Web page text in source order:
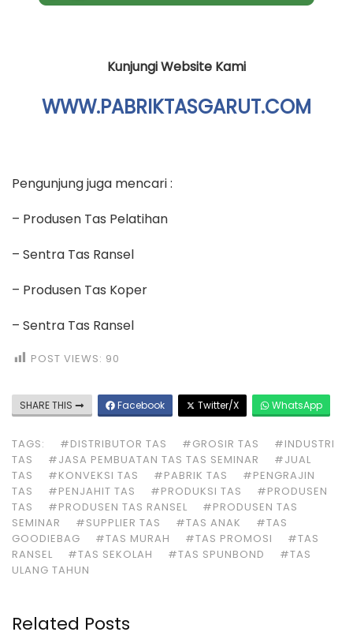
Kunjungi Website Kami
WWW.PABRIKTASGARUT.COM
Pengunjung juga mencari :
– Produsen Tas Pelatihan
– Sentra Tas Ransel
– Produsen Tas Koper
– Sentra Tas Ransel
POST VIEWS: 90
SHARE THIS Facebook Twitter/X WhatsApp
TAGS: #DISTRIBUTOR TAS #GROSIR TAS
#INDUSTRI
TAS
#JASA PEMBUATAN TAS TAS SEMINAR
#JUAL
TAS
#KONVEKSI TAS #PABRIK TAS
#PENGRAJIN
TAS
#PENJAHIT TAS #PRODUKSI TAS
#PRODUSEN
TAS
#PRODUSEN TAS RANSEL
#PRODUSEN TAS
SEMINAR
#SUPPLIER TAS #TAS ANAK
#TAS
GOODIEBAG
#TAS MURAH #TAS PROMOSI
#TAS
RANSEL
#TAS SEKOLAH #TAS SPUNBOND
#TAS
ULANG TAHUN
Related Posts